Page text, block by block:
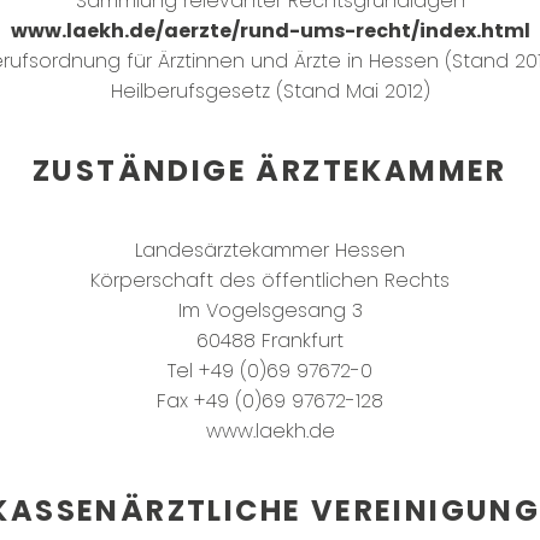
www.laekh.de/aerzte/rund-ums-recht/index.html
für Ärztinnen und Ärzte in Hessen (Stand
Heilberufsgesetz (Stand Mai 2012)
ZUSTÄNDIGE ÄRZTEKAMMER
Landesärztekammer Hessen
Körperschaft des öffentlichen Rechts
Im Vogelsgesang 3
60488 Frankfurt
Tel +49 (0)69 97672-0
Fax +49 (0)69 97672-128
www.laekh.de